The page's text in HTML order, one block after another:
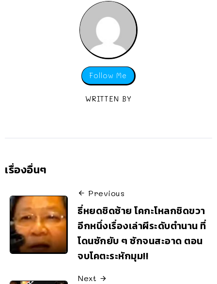
Follow Me
WRITTEN BY
เรื่องอื่นๆ
Previous
ธี่หยดชิดซ้าย โคกะโหลกชิดขวา
อีกหนึ่งเรื่องเล่าผีระดับตำนาน ที่
โดนซักยับ ๆ ซักจนสะอาด ตอน
จบโคตะระหักมุม!!
Next